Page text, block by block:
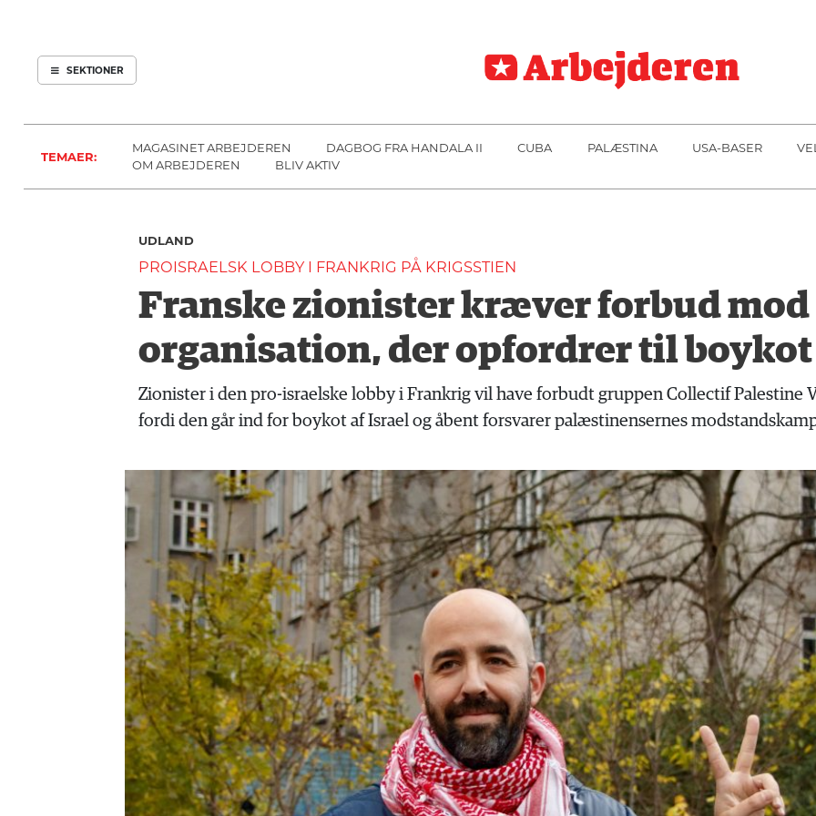
SEKTIONER
ARBEJDEREN
MENER
UDLAND
LÆSER
LÆSER
HISTORIE
SOUNDCLOUD
ABONNER
LOG IND
OM
SEKTIONER
TEMAER:
MAGASINET ARBEJDEREN DAGBOG FRA HANDALA II CUBA PALÆSTINA USA-BASER
OM ARBEJDEREN
BLIV AKTIV
UDLAND
PROISRAELSK LOBBY I FRANKRIG PÅ KRIGSSTIEN
Franske zionister kræver forbud mod
organisation, der opfordrer til boykot
Zionister i den pro-israelske lobby i Frankrig vil have forbudt gruppen Collectif Palestine
fordi den går ind for boykot af Israel og åbent forsvarer palæstinensernes